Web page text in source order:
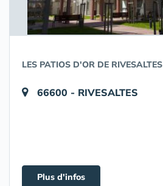
LES PATIOS D'OR DE RIVESALTES
66600 - RIVESALTES
Plus d'infos